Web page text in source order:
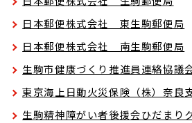
日本郵便株式会社 東生駒郵便局
日本郵便株式会社 南生駒郵便局
生駒市健康づくり推進員連絡協議
東京海上日動火災保険（株）奈良
生駒精神障がい者後援会ひだまり